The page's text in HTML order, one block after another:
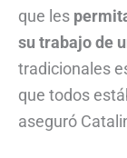
que les
su trabajo de
tradicionales
que todos
aseguró